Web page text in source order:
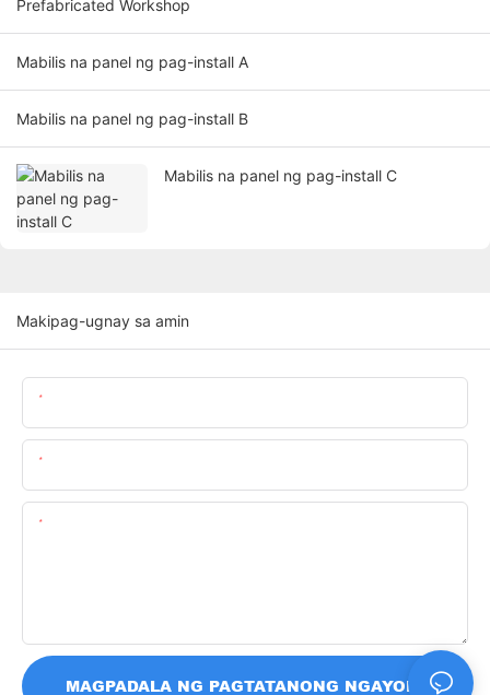
Prefabricated Workshop
Mabilis na panel ng pag-install A
Mabilis na panel ng pag-install B
Mabilis na panel ng pag-install C
Makipag-ugnay sa amin
MAGPADALA NG PAGTATANONG NGAYON